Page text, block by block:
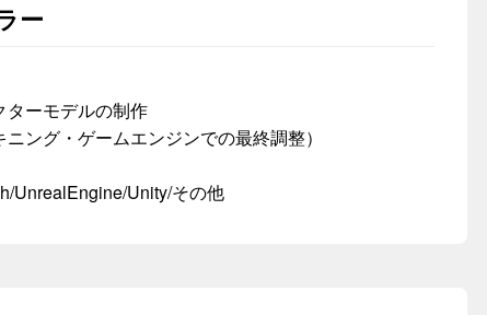
ー
ターモデルの制作
ング・ゲームエンジンでの最終調整）
UnrealEngine/Unity/その他